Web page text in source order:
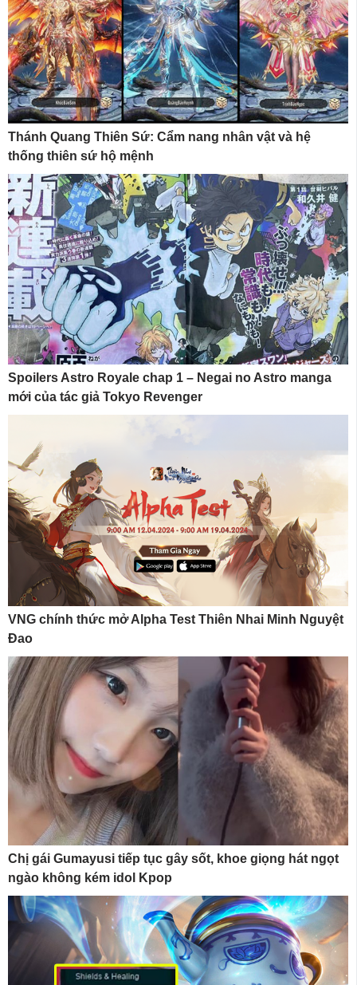
Thánh Quang Thiên Sứ: Cẩm nang nhân vật và hệ
thống thiên sứ hộ mệnh
Spoilers Astro Royale chap 1 – Negai no Astro manga
mới của tác giả Tokyo Revenger
VNG chính thức mở Alpha Test Thiên Nhai Minh Nguyệt
Đao
Chị gái Gumayusi tiếp tục gây sốt, khoe giọng hát ngọt
ngào không kém idol Kpop